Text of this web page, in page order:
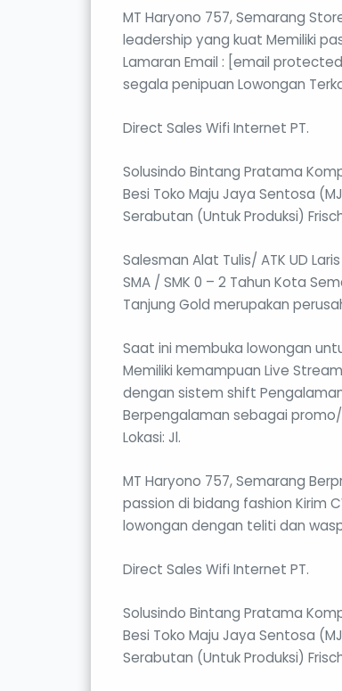
MT Haryono 757, Semarang
leadership yang kuat Memiliki
Lamaran Email : [email
segala penipuan Lowongan
Direct Sales Wifi Internet PT.
Solusindo Bintang Pratama
Besi Toko Maju Jaya Sentosa
Serabutan (Untuk Produksi)
Salesman Alat Tulis/ ATK UD
SMA / SMK 0 – 2 Tahun Kota
Tanjung Gold merupakan
Saat ini membuka lowongan
Memiliki kemampuan Live
dengan sistem shift
Berpengalaman sebagai
Lokasi: Jl.
MT Haryono 757, Semarang
passion di bidang fashion Kirim
lowongan dengan teliti dan
Direct Sales Wifi Internet PT.
Solusindo Bintang Pratama
Besi Toko Maju Jaya Sentosa
Serabutan (Untuk Produksi)